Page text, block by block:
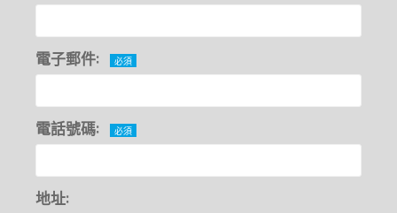
電子郵件: 必須
電話號碼: 必須
地址: